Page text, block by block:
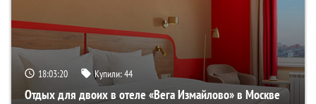
18:03:20 Купили:44
Отдых для двоих в отеле «Вега Измайлово» в Москве